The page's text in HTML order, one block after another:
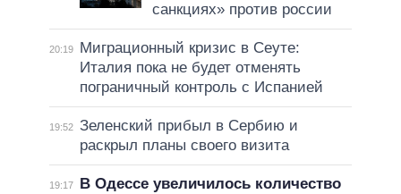
санкциях» против россии
20:19
Миграционный кризис в Сеуте:
Италия пока не будет отменять
пограничный контроль с Испанией
19:52 Зеленский прибыл в Сербию и
раскрыл планы своего визита
19:17
В Одессе увеличилось количество